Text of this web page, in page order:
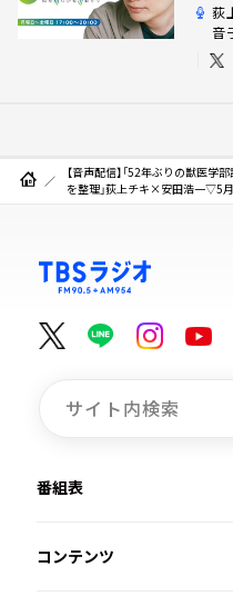
荻
音
【音声配信】「52年ぶりの獣医学
を整理」荻上チキ×安田浩一▽5月
番組表
コンテンツ